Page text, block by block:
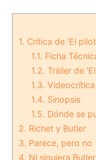
1. Crítica de 'El
1.1. Ficha
1.2. Tráiler de
1.3.
1.4. Sinopsis
1.5. Dónde se
2. Richet y Butler
3. Parece, pero no
4. Ni siquiera Butler